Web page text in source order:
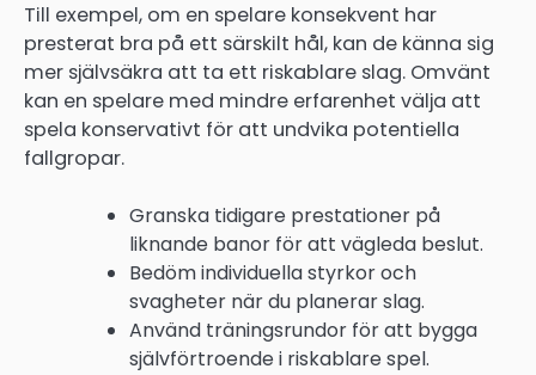
Till exempel, om en spelare konsekvent har
presterat bra på ett särskilt hål, kan de känna sig
mer självsäkra att ta ett riskablare slag. Omvänt
kan en spelare med mindre erfarenhet välja att
spela konservativt för att undvika potentiella
fallgropar.
Granska tidigare prestationer på
liknande banor för att vägleda beslut.
Bedöm individuella styrkor och
svagheter när du planerar slag.
Använd träningsrundor för att bygga
självförtroende i riskablare spel.